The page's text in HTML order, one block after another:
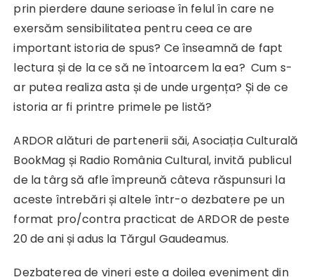
prin pierdere daune serioase în felul în care ne
exersăm sensibilitatea pentru ceea ce are
important istoria de spus? Ce înseamnă de fapt
lectura și de la ce să ne întoarcem la ea? Cum s-
ar putea realiza asta și de unde urgența? Și de ce
istoria ar fi printre primele pe listă?
ARDOR alături de partenerii săi, Asociația Culturală
BookMag și Radio România Cultural, invită publicul
de la târg să afle împreună câteva răspunsuri la
aceste întrebări și altele într-o dezbatere pe un
format pro/contra practicat de ARDOR de peste
20 de ani și adus la Tărgul Gaudeamus.
Dezbaterea de vineri este a doilea eveniment din